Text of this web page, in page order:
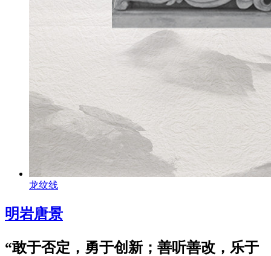
龙纹线
明岩唐景
“敢于否定，勇于创新；善听善改，乐于